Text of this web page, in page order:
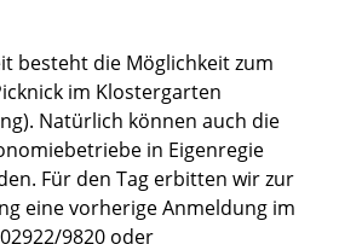
besteht die Möglichkeit zum
im Klostergarten
Natürlich können auch die
in Eigenregie
Für den Tag erbitten wir zur
eine vorherige Anmeldung im
9820 oder